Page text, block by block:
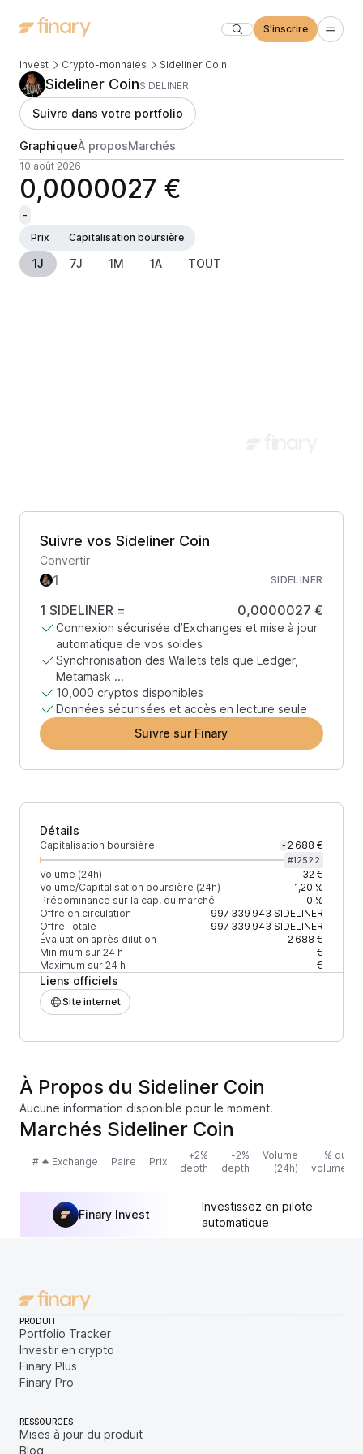
S'inscrire
Invest Crypto-monnaies Sideliner Coin
Sideliner CoinSIDELINER
Suivre dans votre portfolio
GraphiqueÀ proposMarchés
10 août 2026
0,0000027 €
-
Prix
Capitalisation boursière
1J 7J 1M 1A TOUT
Suivre vos Sideliner Coin
Convertir
SIDELINER
1 SIDELINER = 0,0000027 €
Connexion sécurisée d’Exchanges et mise à jour
automatique de vos soldes
Synchronisation des Wallets tels que Ledger,
Metamask ...
10,000 cryptos disponibles
Données sécurisées et accès en lecture seule
Suivre sur Finary
Détails
Capitalisation boursière - 2 688 €
#12522
Volume (24h)
32 €
Volume/Capitalisation boursière (24h)
1,20 %
Prédominance sur la cap. du marché
0 %
Offre en circulation
997 339 943 SIDELINER
Offre Totale
997 339 943 SIDELINER
Évaluation après dilution
2 688 €
Minimum sur 24 h
- €
Maximum sur 24 h
- €
Liens officiels
Site internet
À Propos du Sideliner Coin
Aucune information disponible pour le moment.
Marchés Sideliner Coin
# Exchange Paire Prix
+2%
depth
-2%
depth
Volume
(24h)
% du
volume
Finary Invest
Investissez en pilote
automatique
PRODUIT
Portfolio Tracker
Investir en crypto
Finary Plus
Finary Pro
RESSOURCES
Mises à jour du produit
Blog